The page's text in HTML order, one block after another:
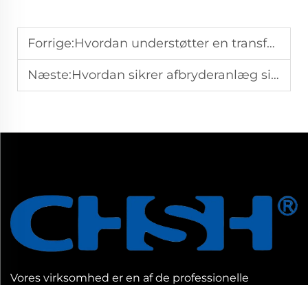
Forrige:Hvordan understøtter en transformerkasse modulær udvidelse af strømsystemer?
Næste:Hvordan sikrer afbryderanlæg sikkerhed og stabilitet i mellemspændingskraftsystemer?
Vores virksomhed er en af de professionelle